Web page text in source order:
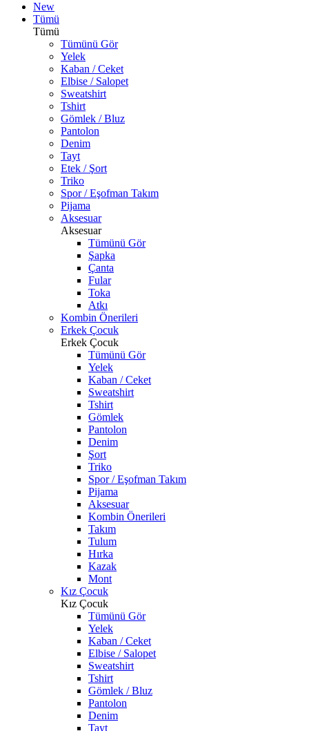
New
Tümü
Tümü
Tümünü Gör
Yelek
Kaban / Ceket
Elbise / Salopet
Sweatshirt
Tshirt
Gömlek / Bluz
Pantolon
Denim
Tayt
Etek / Şort
Triko
Spor / Eşofman Takım
Pijama
Aksesuar
Aksesuar
Tümünü Gör
Şapka
Çanta
Fular
Toka
Atkı
Kombin Önerileri
Erkek Çocuk
Erkek Çocuk
Tümünü Gör
Yelek
Kaban / Ceket
Sweatshirt
Tshirt
Gömlek
Pantolon
Denim
Şort
Triko
Spor / Eşofman Takım
Pijama
Aksesuar
Kombin Önerileri
Takım
Tulum
Hırka
Kazak
Mont
Kız Çocuk
Kız Çocuk
Tümünü Gör
Yelek
Kaban / Ceket
Elbise / Salopet
Sweatshirt
Tshirt
Gömlek / Bluz
Pantolon
Denim
Tayt